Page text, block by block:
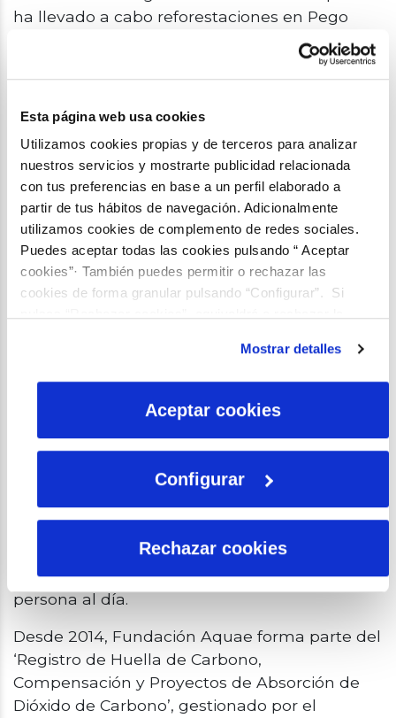
Esta página web usa cookies
Utilizamos cookies propias y de terceros para analizar
nuestros servicios y mostrarte publicidad relacionada
con tus preferencias en base a un perfil elaborado a
partir de tus hábitos de navegación. Adicionalmente
utilizamos cookies de complemento de redes sociales.
Puedes aceptar todas las cookies pulsando “ Aceptar
cookies”· También puedes permitir o rechazar las
cookies de forma granular pulsando “Configurar”. Si
son indispensables para que el sitio web funcione y que
Mostrar detalles
Aceptar cookies
Configurar
Rechazar cookies
ha llevado a cabo reforestaciones en Pego
(Alicante), donde se han sembrado más de
4.000 árboles en distintas fases, restaurando
así ocho hectáreas de bosque incendiado y en
la zona de las Arcas Reales (Valladolid) donde
citadas en los textos de Miguel Delibes en una
extensión de 1.200 m2. Además, en el marco
del proyecto, se han llevado a cabo dos
plantaciones en Valladolid y Granada, para
compensar las emisiones de CO2 generadas
por la celebración del Aquae Campus en
dichas localidades.
individuo, organización, evento o producto.
Una vez conocido el tamaño y la huella, es
reducción y/o compensación de emisiones. En
este sentido, los árboles cumplen una doble
eso, sembrar árboles es sembrar oxígeno: 22
árboles suplen la demanda de oxígeno de una
persona al día.
Desde 2014, Fundación Aquae forma parte del
‘Registro de Huella de Carbono,
Compensación y Proyectos de Absorción de
Dióxido de Carbono’, gestionado por el